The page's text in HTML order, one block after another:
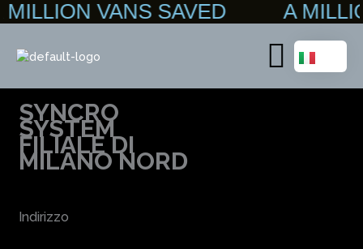
Vai
al
VANS SAVED A
Main
Menu
SYNCRO
SYSTEM
FILIALE DI
MILANO NORD
Indirizzo